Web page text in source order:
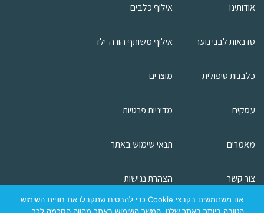
אודותינו
סדנאות לבני נוער
כלבנות טיפולית
עסקים
מאמרים
צור קשר
אילוף כלבים
אילוף משותף הורה-ילד
מוצרים
מדיניות פרטיות
תנאי שימוש באתר
הצהרת נגישות
אנו משתמשים בקבצי Cookie כדי להבטיח שתקבלו את חוויית השימוש